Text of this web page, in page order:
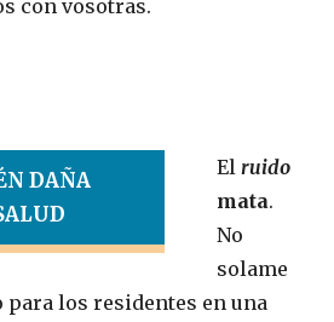
con vosotras.
DAÑA
El ruido
mata.
No
solame
los residentes en una